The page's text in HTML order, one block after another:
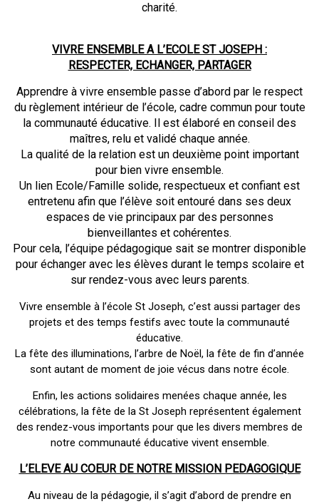
charité.
VIVRE ENSEMBLE A L’ECOLE ST JOSEPH :
RESPECTER, ECHANGER, PARTAGER
Apprendre à vivre ensemble passe d’abord par le respect
du règlement intérieur de l’école, cadre commun pour toute
la communauté éducative. Il est élaboré en conseil des
maîtres, relu et validé chaque année.
La qualité de la relation est un deuxième point important
pour bien vivre ensemble.
Un lien Ecole/Famille solide, respectueux et confiant est
entretenu afin que l’élève soit entouré dans ses deux
espaces de vie principaux par des personnes
bienveillantes et cohérentes.
Pour cela, l’équipe pédagogique sait se montrer disponible
pour échanger avec les élèves durant le temps scolaire et
sur rendez-vous avec leurs parents.
Vivre ensemble à l’école St Joseph, c’est aussi partager des
projets et des temps festifs avec toute la communauté
éducative.
La fête des illuminations, l’arbre de Noël, la fête de fin d’année
sont autant de moment de joie vécus dans notre école.
Enfin, les actions solidaires menées chaque année, les
célébrations, la fête de la St Joseph représentent également
des rendez-vous importants pour que les divers membres de
notre communauté éducative vivent ensemble.
L’ELEVE AU COEUR DE NOTRE MISSION PEDAGOGIQUE
Au niveau de la pédagogie, il s’agit d’abord de prendre en